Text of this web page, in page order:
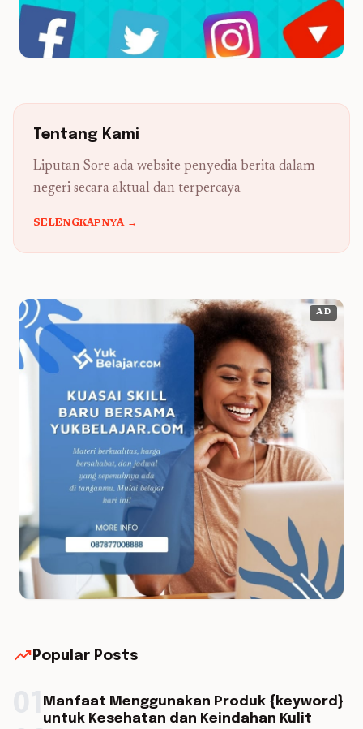
Tentang Kami
Liputan Sore ada website penyedia berita dalam
negeri secara aktual dan terpercaya
SELENGKAPNYA →
AD
trending_up Popular Posts
Manfaat Menggunakan Produk {keyword}
untuk Kesehatan dan Keindahan Kulit